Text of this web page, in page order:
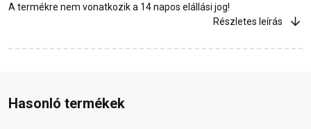
A termékre nem vonatkozik a 14 napos elállási jog!
Részletes leírás
Hasonló termékek